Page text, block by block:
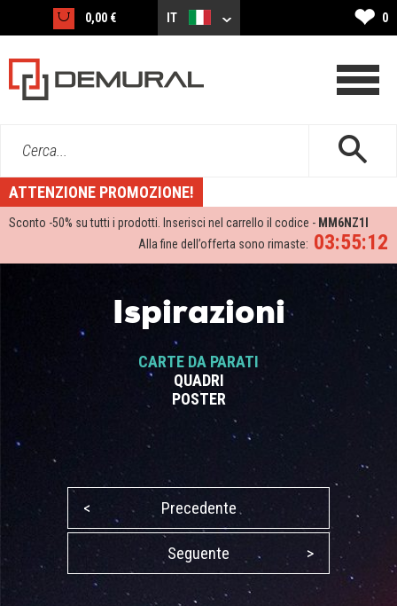
0,00 € IT ❤ 0
Cerca...
ATTENZIONE PROMOZIONE!
Sconto -50% su tutti i prodotti. Inserisci nel carrello il codice - MM6NZ1I
03:55:12
Alla fine dell’offerta sono rimaste:
Ispirazioni
CARTE DA PARATI
QUADRI
POSTER
< Precedente
Seguente >